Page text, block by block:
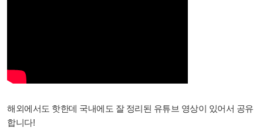
해외에서도 핫한데 국내에도 잘 정리된 유튜브 영상이 있어서 공유
합니다!